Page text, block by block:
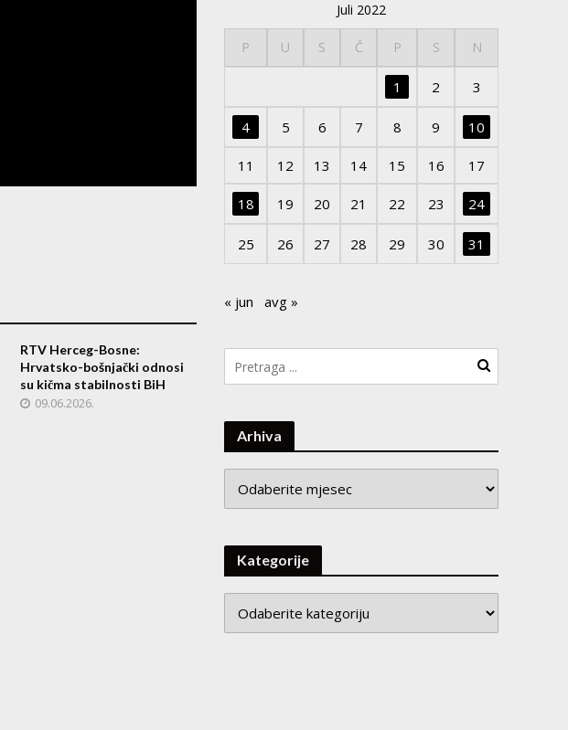
RTV Herceg-Bosne:
Hrvatsko-bošnjački odnosi
su kičma stabilnosti BiH
09.06.2026.
Juli 2022
P U S Č P S N
1 2 3
4 5 6 7 8 9 10
11 12 13 14 15 16 17
18 19 20 21 22 23 24
25 26 27 28 29 30 31
« jun avg »
Arhiva
Kategorije